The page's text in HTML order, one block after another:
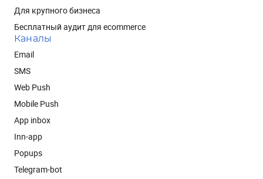
Для крупного бизнеса
Бесплатный аудит для ecommerce
Каналы
Email
SMS
Web Push
Mobile Push
App inbox
Inn-app
Popups
Telegram-bot